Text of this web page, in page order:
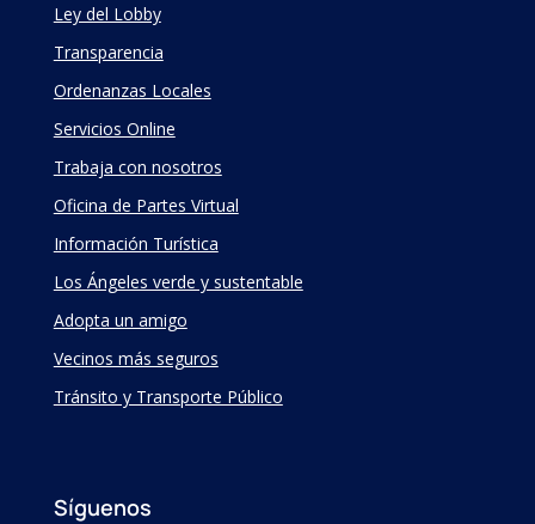
Ley del Lobby
Transparencia
Ordenanzas Locales
Servicios Online
Trabaja con nosotros
Oficina de Partes Virtual
Información Turística
Los Ángeles verde y sustentable
Adopta un amigo
Vecinos más seguros
Tránsito y Transporte Público
Síguenos